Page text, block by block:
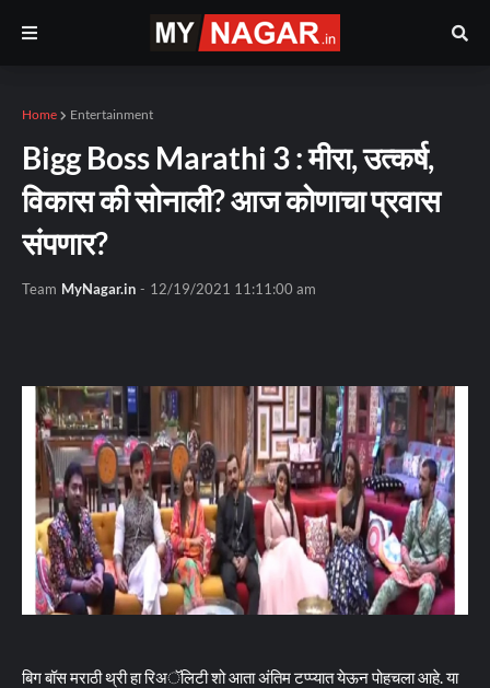
Home Entertainment
Bigg Boss Marathi 3 : मीरा, उत्कर्ष,
विकास की सोनाली? आज कोणाचा प्रवास
संपणार?
Team MyNagar.in - 12/19/2021 11:11:00 am
बिग बॉस मराठी थ्री हा रिअॅलिटी शो आता अंतिम टप्प्यात येऊन पोहचला आहे. या